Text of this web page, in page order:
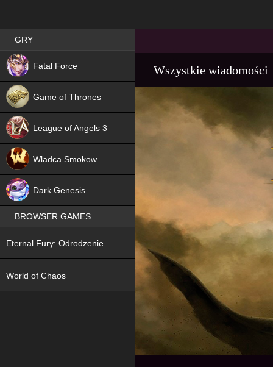
Wszystkie wiadomości
Best RPG games in Poland
GRY
Fatal Force
NEW
Game of Thrones
League of Angels 3
Wladca Smokow
Dark Genesis
BROWSER GAMES
Eternal Fury: Odrodzenie
World of Chaos